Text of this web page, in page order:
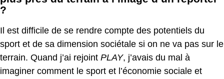
?
Il est difficile de se rendre compte des potentiels du
sport et de sa dimension sociétale si on ne va pas sur le
terrain. Quand j’ai rejoint PLAY, j’avais du mal à
imaginer comment le sport et l’économie sociale et